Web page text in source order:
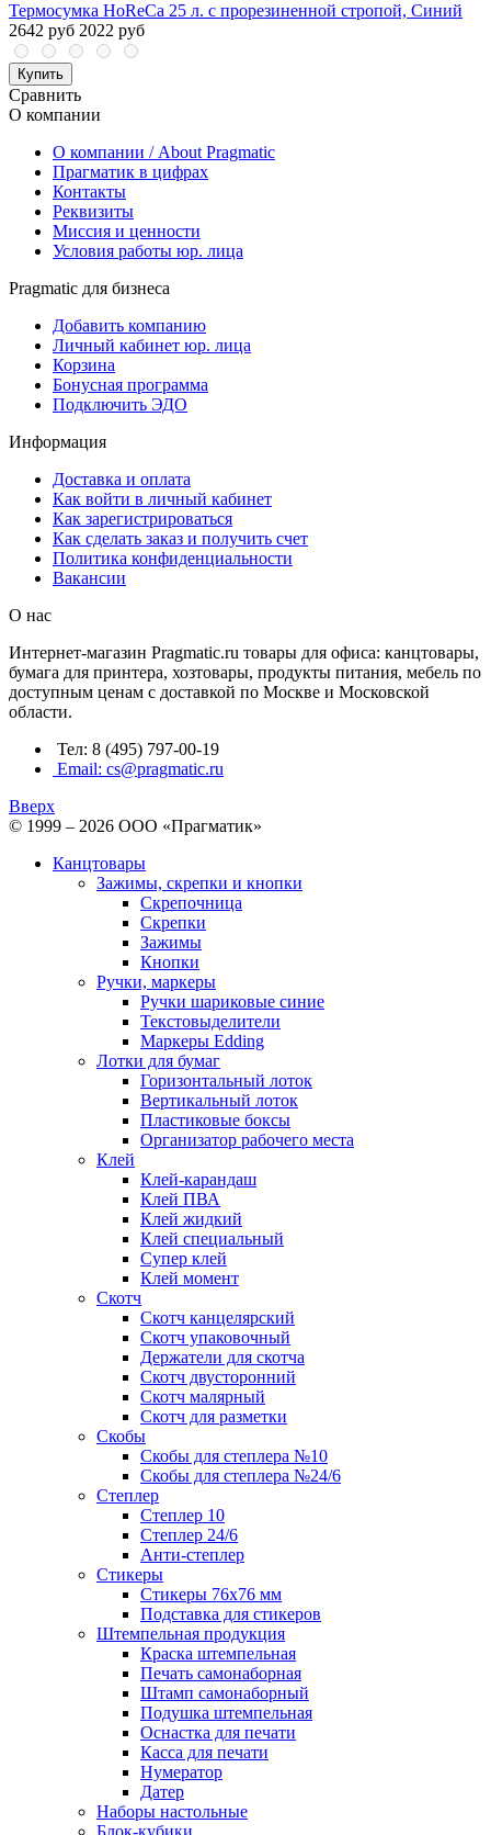
Термосумка HoReCa 25 л. с прорезиненной стропой, Синий
2642 руб 2022 руб
Купить
Сравнить
О компании
О компании / About Pragmatic
Прагматик в цифрах
Контакты
Реквизиты
Миссия и ценности
Условия работы юр. лица
Pragmatic для бизнеса
Добавить компанию
Личный кабинет юр. лица
Корзина
Бонусная программа
Подключить ЭДО
Информация
Доставка и оплата
Как войти в личный кабинет
Как зарегистрироваться
Как сделать заказ и получить счет
Политика конфиденциальности
Вакансии
О нас
Интернет-магазин Pragmatic.ru товары для офиса: канцтовары,
бумага для принтера, хозтовары, продукты питания, мебель по
доступным ценам с доставкой по Москве и Московской
области.
Тел: 8 (495) 797-00-19
Email: cs@pragmatic.ru
Вверх
© 1999 – 2026 ООО «Прагматик»
Канцтовары
Зажимы, скрепки и кнопки
Скрепочница
Скрепки
Зажимы
Кнопки
Ручки, маркеры
Ручки шариковые синие
Текстовыделители
Маркеры Edding
Лотки для бумаг
Горизонтальный лоток
Вертикальный лоток
Пластиковые боксы
Организатор рабочего места
Клей
Клей-карандаш
Клей ПВА
Клей жидкий
Клей специальный
Супер клей
Клей момент
Скотч
Скотч канцелярский
Скотч упаковочный
Держатели для скотча
Скотч двусторонний
Скотч малярный
Скотч для разметки
Скобы
Скобы для степлера №10
Скобы для степлера №24/6
Степлер
Степлер 10
Степлер 24/6
Анти-степлер
Стикеры
Стикеры 76x76 мм
Подставка для стикеров
Штемпельная продукция
Краска штемпельная
Печать самонаборная
Штамп самонаборный
Подушка штемпельная
Оснастка для печати
Касса для печати
Нумератор
Датер
Наборы настольные
Блок-кубики